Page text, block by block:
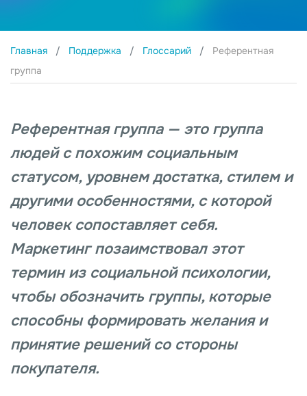
Главная Поддержка Глоссарий
Референтная
группа
Референтная группа — это группа
людей с похожим социальным
статусом, уровнем достатка, стилем и
другими особенностями, с которой
человек сопоставляет себя.
Маркетинг позаимствовал этот
термин из социальной психологии,
чтобы обозначить группы, которые
способны формировать желания и
принятие решений со стороны
покупателя.